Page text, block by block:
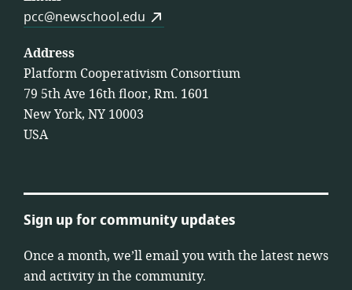
pcc@newschool.edu
Address
Platform Cooperativism Consortium
79 5th Ave 16th floor, Rm. 1601
New York, NY 10003
USA
Sign up for community updates
Once a month, we’ll email you with the latest news
and activity in the community.